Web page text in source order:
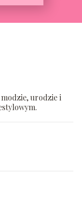
urodzie i